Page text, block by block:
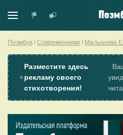
Поэмбук Современники Малышева
⭐
Разместите здесь
рекламу своего
стихотворения!